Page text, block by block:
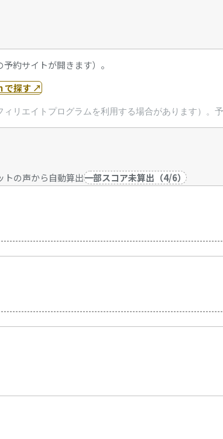
約サイトが開きます）。
で探す ↗
リエイトプログラムを利用する場合があります）。
トの声から自動算出一部スコア未算出 （4/6）